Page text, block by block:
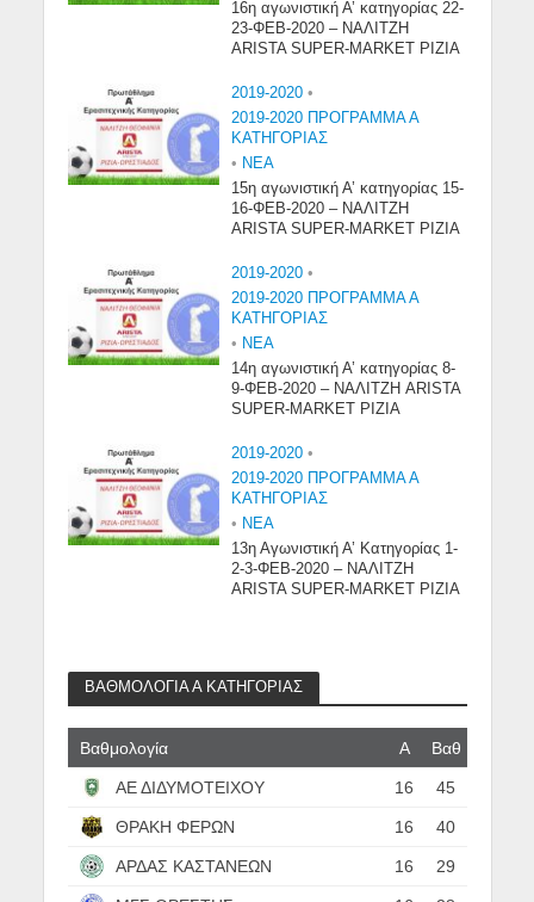
16η αγωνιστική Α’ κατηγορίας 22-
23-ΦΕΒ-2020 – ΝΑΛΙΤΖΗ
ARISTA SUPER-MARKET ΡΙΖΙΑ
2019-2020 •
2019-2020 ΠΡΟΓΡΑΜΜΑ Α
ΚΑΤΗΓΟΡΙΑΣ
• NEA
15η αγωνιστική Α’ κατηγορίας 15-
16-ΦΕΒ-2020 – ΝΑΛΙΤΖΗ
ARISTA SUPER-MARKET ΡΙΖΙΑ
2019-2020 •
2019-2020 ΠΡΟΓΡΑΜΜΑ Α
ΚΑΤΗΓΟΡΙΑΣ
• NEA
14η αγωνιστική Α’ κατηγορίας 8-
9-ΦΕΒ-2020 – ΝΑΛΙΤΖΗ ARISTA
SUPER-MARKET ΡΙΖΙΑ
2019-2020 •
2019-2020 ΠΡΟΓΡΑΜΜΑ Α
ΚΑΤΗΓΟΡΙΑΣ
• NEA
13η Αγωνιστική Α’ Κατηγορίας 1-
2-3-ΦΕΒ-2020 – ΝΑΛΙΤΖΗ
ARISTA SUPER-MARKET ΡΙΖΙΑ
ΒΑΘΜΟΛΟΓΙΑ Α ΚΑΤΗΓΟΡΙΑΣ
Βαθμολογία Α Βαθ
ΑΕ ΔΙΔΥΜΟΤΕΙΧΟΥ 16 45
ΘΡΑΚΗ ΦΕΡΩΝ 16 40
ΑΡΔΑΣ ΚΑΣΤΑΝΕΩΝ 16 29